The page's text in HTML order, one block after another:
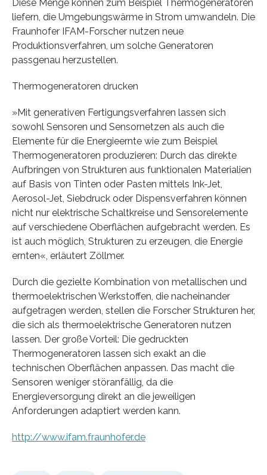
Diese Menge können zum Beispiel Thermogeneratoren
liefern, die Umgebungswärme in Strom umwandeln. Die
Fraunhofer IFAM-Forscher nutzen neue
Produktionsverfahren, um solche Generatoren
passgenau herzustellen.
Thermogeneratoren drucken
»Mit generativen Fertigungsverfahren lassen sich
sowohl Sensoren und Sensornetzen als auch die
Elemente für die Energieernte wie zum Beispiel
Thermogeneratoren produzieren: Durch das direkte
Aufbringen von Strukturen aus funktionalen Materialien
auf Basis von Tinten oder Pasten mittels Ink-Jet,
Aerosol-Jet, Siebdruck oder Dispensverfahren können
nicht nur elektrische Schaltkreise und Sensorelemente
auf verschiedene Oberflächen aufgebracht werden. Es
ist auch möglich, Strukturen zu erzeugen, die Energie
ernten«, erläutert Zöllmer.
Durch die gezielte Kombination von metallischen und
thermoelektrischen Werkstoffen, die nacheinander
aufgetragen werden, stellen die Forscher Strukturen her,
die sich als thermoelektrische Generatoren nutzen
lassen. Der große Vorteil: Die gedruckten
Thermogeneratoren lassen sich exakt an die
technischen Oberflächen anpassen. Das macht die
Sensoren weniger störanfällig, da die
Energieversorgung direkt an die jeweiligen
Anforderungen adaptiert werden kann.
http://www.ifam.fraunhofer.de